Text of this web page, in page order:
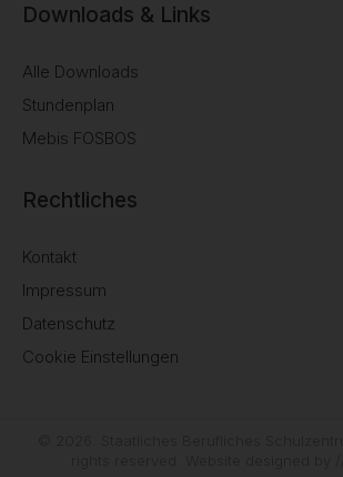
Downloads & Links
Alle Downloads
Stundenplan
Mebis FOSBOS
Rechtliches
Kontakt
Impressum
Datenschutz
Cookie Einstellungen